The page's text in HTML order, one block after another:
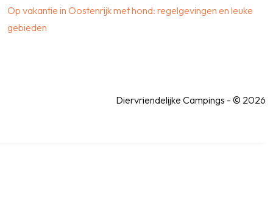
Op vakantie in Oostenrijk met hond: regelgevingen en leuke
gebieden
Diervriendelijke Campings - © 2026